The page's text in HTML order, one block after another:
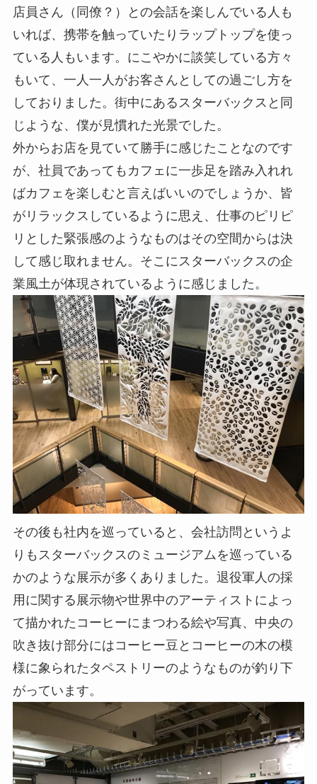
店員さん（同僚？）との会話を楽しんでいる人も
いれば、携帯を触っていたりラップトップを使っ
ている人もいます。にこやかに談笑している方々
もいて、一人一人がお客さんとしての過ごし方を
しておりました。街中にあるスターバックスと同
じような、僕が見慣れた光景でした。
外からお店を見ていて勝手に感じたことなのです
が、社員であってもカフェに一歩足を踏み入れれ
ばカフェを楽しむと言えばいいのでしょうか、皆
がリラックスしているように思え、仕事のピリピ
リとした緊張感のようなものはその空間からは決
して感じ取れません。そこにスターバックスの企
業風土が体現されているように感じました。
その後も社内を巡っていると、会社訪問というよ
りもスターバックスのミュージアムを巡っている
かのような展示が多くありました。退役軍人の採
用に関する展示物や世界中のアーティストによっ
て描かれたコーヒーにまつわる絵や写真、中央の
吹き抜け部分にはコーヒー豆とコーヒーの木の模
様に象られたタペストリーのようなものが釣り下
がっています。